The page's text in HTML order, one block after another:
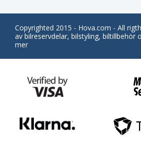
Copyrighted 2015 - Hova.com - All
av bilreservdelar, bilstyling, biltillbehör
mer